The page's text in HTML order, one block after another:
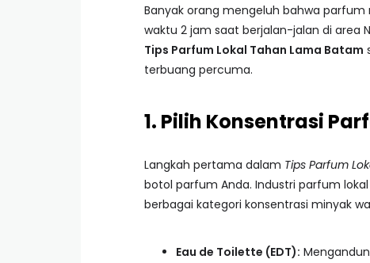
Banyak orang mengeluh bahwa
waktu 2 jam saat berjalan-jalan di area
Tips Parfum Lokal Tahan Lama Batam
terbuang percuma.
1. Pilih Konsentrasi
Langkah pertama dalam Tips Parfum
botol parfum Anda. Industri parfum
berbagai kategori konsentrasi minyak
Eau de Toilette (EDT):